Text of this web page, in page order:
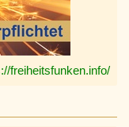
freiheitsfunken.info/